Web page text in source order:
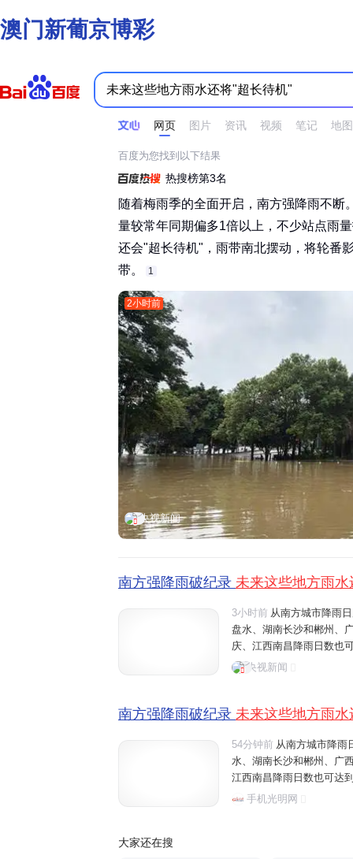
澳门新葡京博彩
网页 图片 资讯 视频 笔记 地图
时间不限 所有网页和文件 站点内检索
百度为您找到以下结果
热搜榜第3名
随着梅雨季的全面开启，南方强降雨不
量较常年同期偏多1倍以上，不少站点雨
还会"超长待机"，雨带南北摆动，将轮番
带。‌‌
1
2小时前
央视新闻
南方强降雨破纪录 未来这些地方雨水
3小时前 从南方城市降雨
盘水、湖南长沙和郴州、
庆、江西南昌降雨日数也
桂林、六盘水将有大雨、
央视新闻
南方强降雨破纪录 未来这些地方雨水
54分钟前 从南方城市降雨
水、湖南长沙和郴州、广
江西南昌降雨日数也可达
六盘水将有大雨、暴雨,
手机光明网
大家还在搜